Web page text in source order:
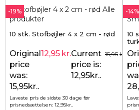
-19%
10 stk. Stofbøjler 4 x 2 cm - rød
15,95 kr.
Original
price
was:
15,95kr..
12,95 kr.Current
price is:
12,95kr..
Laveste pris de sidste 30 dage før
prisnedsættelsen: 12,95kr..
-14%
10